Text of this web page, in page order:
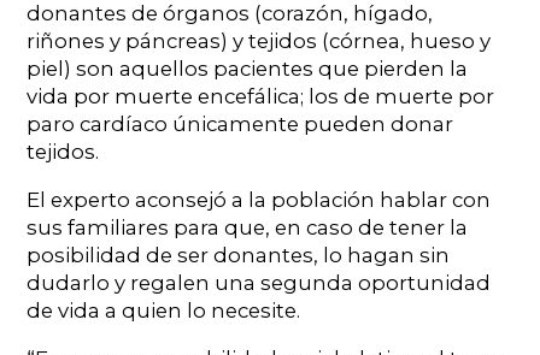
donantes de órganos (corazón, hígado,
riñones y páncreas) y tejidos (córnea, hueso y
piel) son aquellos pacientes que pierden la
vida por muerte encefálica; los de muerte por
paro cardíaco únicamente pueden donar
tejidos.
El experto aconsejó a la población hablar con
sus familiares para que, en caso de tener la
posibilidad de ser donantes, lo hagan sin
dudarlo y regalen una segunda oportunidad
de vida a quien lo necesite.